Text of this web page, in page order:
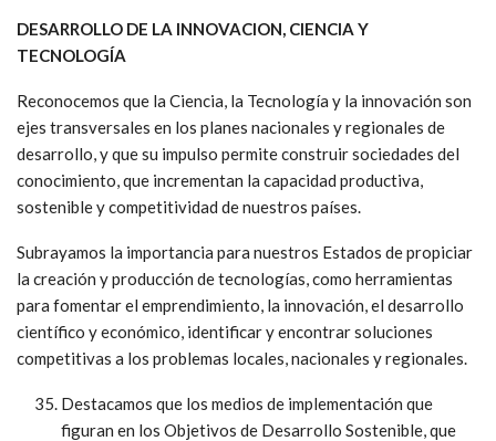
DESARROLLO DE LA INNOVACION, CIENCIA Y
TECNOLOGÍA
Reconocemos que la Ciencia, la Tecnología y la innovación son
ejes transversales en los planes nacionales y regionales de
desarrollo, y que su impulso permite construir sociedades del
conocimiento, que incrementan la capacidad productiva,
sostenible y competitividad de nuestros países.
Subrayamos la importancia para nuestros Estados de propiciar
la creación y producción de tecnologías, como herramientas
para fomentar el emprendimiento, la innovación, el desarrollo
científico y económico, identificar y encontrar soluciones
competitivas a los problemas locales, nacionales y regionales.
Destacamos que los medios de implementación que
figuran en los Objetivos de Desarrollo Sostenible, que